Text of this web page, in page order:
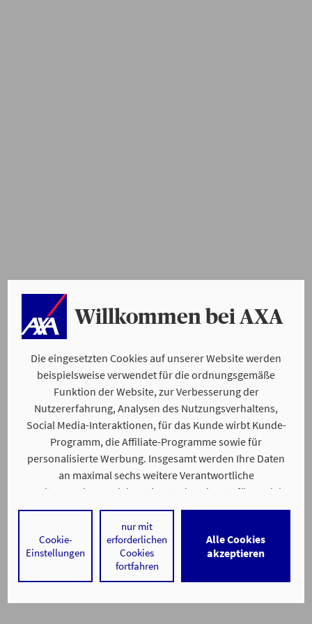
Willkommen bei AXA
Die eingesetzten Cookies auf unserer Website werden
beispielsweise verwendet für die ordnungsgemäße
Funktion der Website, zur Verbesserung der
Nutzererfahrung, Analysen des Nutzungsverhaltens,
Social Media-Interaktionen, für das Kunde wirbt Kunde-
Programm, die Affiliate-Programme sowie für
personalisierte Werbung. Insgesamt werden Ihre Daten
an maximal sechs weitere Verantwortliche
weitergegeben. Bei dem Einsatz der Dienste für Social
Media-Interaktionen und personalisierte Werbung
werden regelmäßig durch den jeweiligen Anbieter
individuelle Profile angelegt und mit Daten von anderen
Webseiten zu umfassenden Nutzungsprofilen von Ihnen
Alle Cookies
akzeptieren
nur mit
erforderlichen
Cookies
fortfahren
Cookie-
Einstellungen